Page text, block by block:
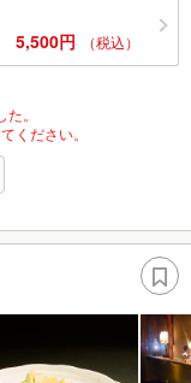
5,500円 （税込）
。
ください。